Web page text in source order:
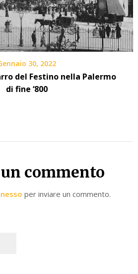
30, 2022
del Festino nella Palermo
di fine ‘800
commento
per inviare un commento.